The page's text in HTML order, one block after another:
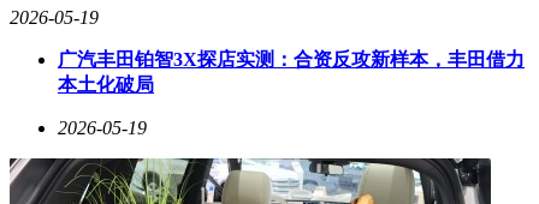
自动化企业的机会，创造力不应被大公司的组织结构所束
2026-05-19
广汽丰田铂智3X探店实测：合资反攻新样本，丰田借力
本土化破局
2026-05-19